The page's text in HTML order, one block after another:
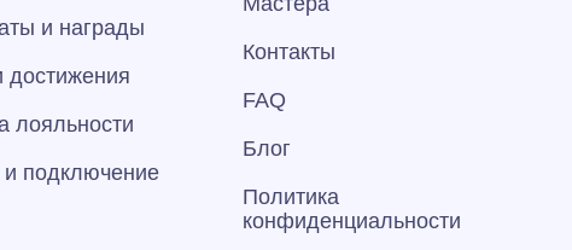
и награды
достижения
лояльности
и подключение
Контакты
FAQ
Блог
Политика
конфиденциальности